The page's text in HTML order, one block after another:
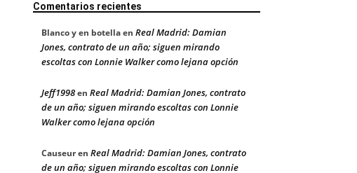
Comentarios recientes
Blanco y en botellaen Real Madrid: Damian
Jones, contrato de un año; siguen mirando
escoltas con Lonnie Walker como lejana opción
Jeff1998en Real Madrid: Damian Jones, contrato
de un año; siguen mirando escoltas con Lonnie
Walker como lejana opción
Causeuren Real Madrid: Damian Jones, contrato
de un año; siguen mirando escoltas con Lonnie